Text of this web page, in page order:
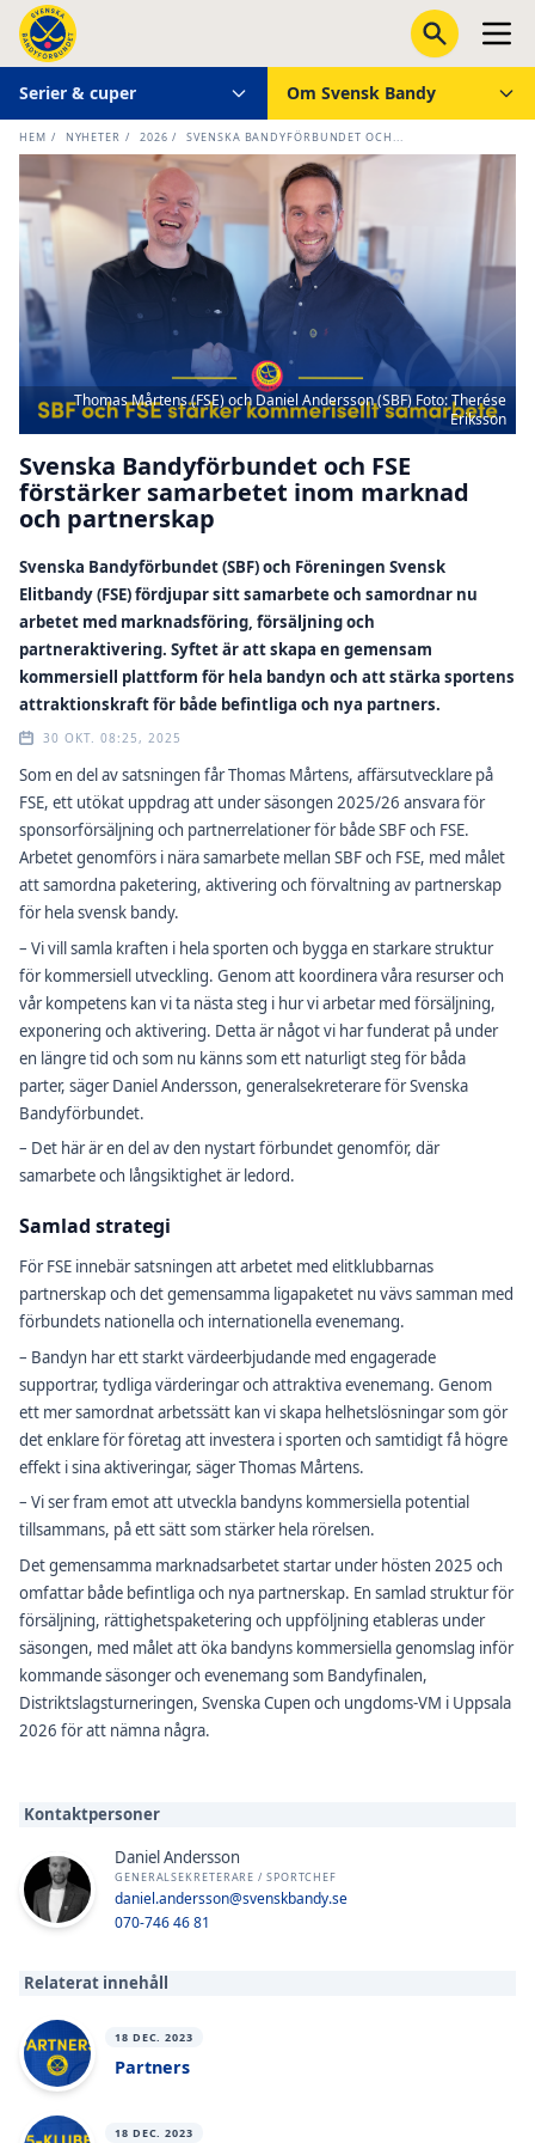
Serier & cuper Om Svensk Bandy
HEM / NYHETER / 2026 / SVENSKA BANDYFÖRBUNDET OCH...
Thomas Mårtens (FSE) och Daniel Andersson (SBF) Foto: Therése
Eriksson
Svenska Bandyförbundet och FSE
förstärker samarbetet inom marknad
och partnerskap
Svenska Bandyförbundet (SBF) och Föreningen Svensk
Elitbandy (FSE) fördjupar sitt samarbete och samordnar nu
arbetet med marknadsföring, försäljning och
partneraktivering. Syftet är att skapa en gemensam
kommersiell plattform för hela bandyn och att stärka sportens
attraktionskraft för både befintliga och nya partners.
30 OKT. 08:25, 2025
Som en del av satsningen får Thomas Mårtens, affärsutvecklare på
FSE, ett utökat uppdrag att under säsongen 2025/26 ansvara för
sponsorförsäljning och partnerrelationer för både SBF och FSE.
Arbetet genomförs i nära samarbete mellan SBF och FSE, med målet
att samordna paketering, aktivering och förvaltning av partnerskap
för hela svensk bandy.
– Vi vill samla kraften i hela sporten och bygga en starkare struktur
för kommersiell utveckling. Genom att koordinera våra resurser och
vår kompetens kan vi ta nästa steg i hur vi arbetar med försäljning,
exponering och aktivering. Detta är något vi har funderat på under
en längre tid och som nu känns som ett naturligt steg för båda
parter, säger Daniel Andersson, generalsekreterare för Svenska
Bandyförbundet.
– Det här är en del av den nystart förbundet genomför, där
samarbete och långsiktighet är ledord.
Samlad strategi
För FSE innebär satsningen att arbetet med elitklubbarnas
partnerskap och det gemensamma ligapaketet nu vävs samman med
förbundets nationella och internationella evenemang.
– Bandyn har ett starkt värdeerbjudande med engagerade
supportrar, tydliga värderingar och attraktiva evenemang. Genom
ett mer samordnat arbetssätt kan vi skapa helhetslösningar som gör
det enklare för företag att investera i sporten och samtidigt få högre
effekt i sina aktiveringar, säger Thomas Mårtens.
– Vi ser fram emot att utveckla bandyns kommersiella potential
tillsammans, på ett sätt som stärker hela rörelsen.
Det gemensamma marknadsarbetet startar under hösten 2025 och
omfattar både befintliga och nya partnerskap. En samlad struktur för
försäljning, rättighetspaketering och uppföljning etableras under
säsongen, med målet att öka bandyns kommersiella genomslag inför
kommande säsonger och evenemang som Bandyfinalen,
Distriktslagsturneringen, Svenska Cupen och ungdoms-VM i Uppsala
2026 för att nämna några.
Kontaktpersoner
Daniel Andersson
GENERALSEKRETERARE / SPORTCHEF
daniel.andersson@svenskbandy.se
070-746 46 81
Relaterat innehåll
18 DEC. 2023
Partners
18 DEC. 2023